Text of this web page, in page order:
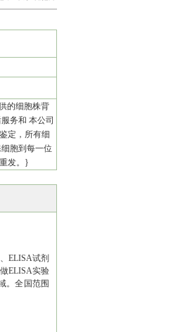
的细胞株背
务和 本公司
定，所有细
胞到每一位
发。}
ELISA试剂
ELISA实验
。全国范围